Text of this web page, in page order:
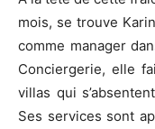
mois, se trouve
comme manager
Conciergerie, elle
villas qui
Ses services sont